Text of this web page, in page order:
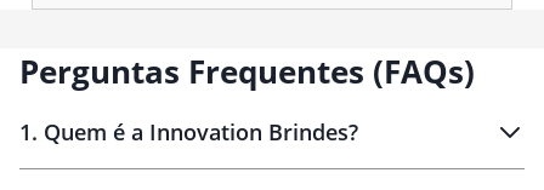
Perguntas Frequentes (FAQs)
1. Quem é a Innovation Brindes?